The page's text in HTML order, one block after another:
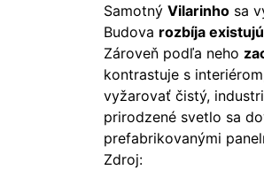
Samotný Vilarinho sa
Budova rozbíja
Zároveň podľa neho
kontrastuje s
vyžarovať čistý,
prirodzené svetlo sa
prefabrikovanými
Zdroj: